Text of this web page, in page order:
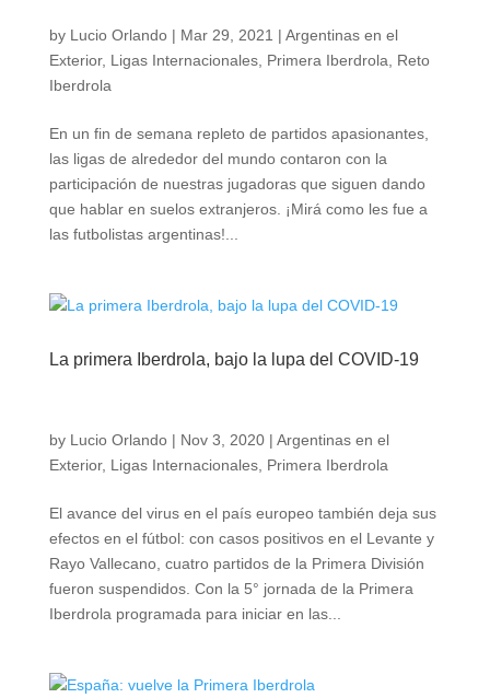
by Lucio Orlando| Mar 29, 2021 | Argentinas en el
Exterior, Ligas Internacionales, Primera Iberdrola
Reto
Iberdrola
En un fin de semana repleto de partidos apasionantes,
las ligas de alrededor del mundo contaron con la
participación de nuestras jugadoras que siguen dando
que hablar en suelos extranjeros. ¡Mirá como les fue a
las futbolistas argentinas!...
La primera Iberdrola, bajo la lupa del COVID-19
by Lucio Orlando| Nov 3, 2020| Argentinas en el
Exterior, Ligas Internacionales, Primera Iberdrola
El avance del virus en el país europeo también deja sus
efectos en el fútbol: con casos positivos en el Levante y
Rayo Vallecano, cuatro partidos de la Primera División
fueron suspendidos. Con la 5° jornada de la Primera
Iberdrola programada para iniciar en las...